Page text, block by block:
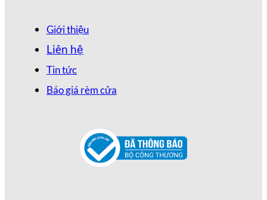
Giới thiệu
Liên hệ
Tin tức
Báo giá rèm cửa